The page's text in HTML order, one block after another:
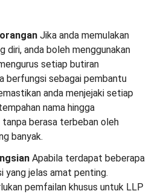
Jika anda memulakan
diri, anda boleh menggunakan
setiap butiran
berfungsi sebagai pembantu
anda menjejaki setiap
nama hingga
berasa terbeban oleh
banyak.
Apabila terdapat beberapa
yang jelas amat penting.
pemfailan khusus untuk LLP